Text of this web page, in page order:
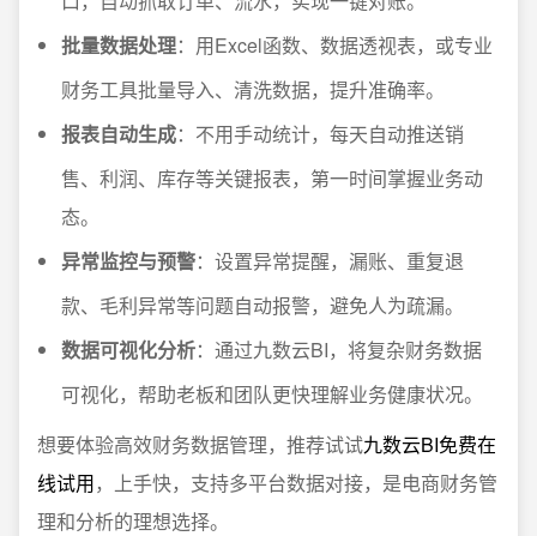
批量数据处理：用Excel函数、数据透视表，或专业
财务工具批量导入、清洗数据，提升准确率。
报表自动生成：不用手动统计，每天自动推送销
售、利润、库存等关键报表，第一时间掌握业务动
态。
异常监控与预警：设置异常提醒，漏账、重复退
款、毛利异常等问题自动报警，避免人为疏漏。
数据可视化分析：通过九数云BI，将复杂财务数据
可视化，帮助老板和团队更快理解业务健康状况。
想要体验高效财务数据管理，推荐试试九数云BI免费在
线试用，上手快，支持多平台数据对接，是电商财务管
理和分析的理想选择。